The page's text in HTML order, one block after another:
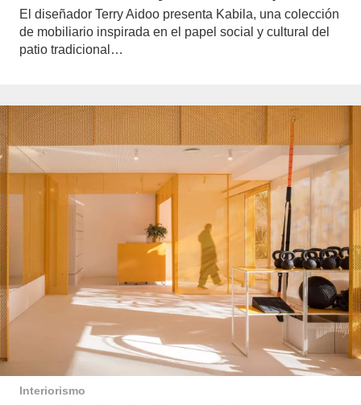
El diseñador Terry Aidoo presenta Kabila, una colección
de mobiliario inspirada en el papel social y cultural del
patio tradicional…
Interiorismo